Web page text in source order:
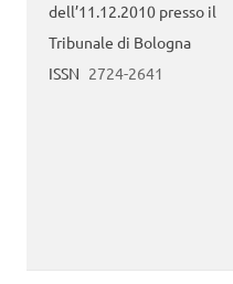
dell’11.12.2010 presso il
Tribunale di Bologna
ISSN 2724-2641